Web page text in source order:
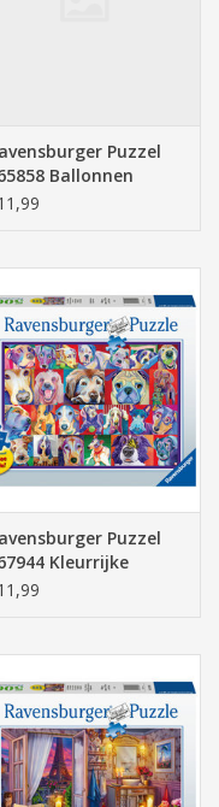
Puzzel
Ballonnen
(500 Stukjes)
Puzzel
Kleurrijke
500 stukjes